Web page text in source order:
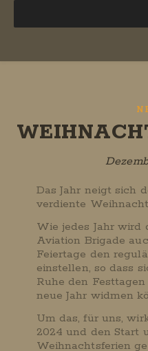
Das Jahr neigt sich
verdiente
Wie jedes Jahr wird
Aviation Brigade
Feiertage den
einstellen, so dass
Ruhe den
neue Jahr widmen
Um das, für uns,
2024 und den Start
Weihnachtsferien